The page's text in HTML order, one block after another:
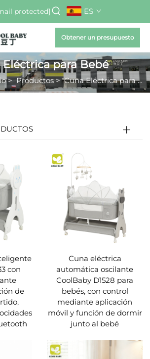
protected] ES
Obtener un presupuesto
para Bebé
>Productos>Cuna Eléctrica para Bebé
con
de
Cuna eléctrica
automática oscilante
CoolBaby D1528 para
bebés, con control
mediante aplicación
móvil y función de dormir
junto al bebé